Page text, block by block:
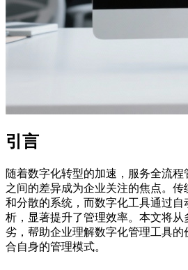
引言
随着数字化转型的加速，服务全流
之间的差异成为企业关注的焦点。
和分散的系统，而数字化工具通过
析，显著提升了管理效率。本文将
劣，帮助企业理解数字化管理工具
合自身的管理模式。